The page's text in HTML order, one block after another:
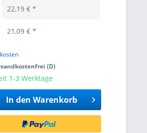
22,19 € *
21,09 € *
(D)
1-3 Werktage
In den Warenkorb